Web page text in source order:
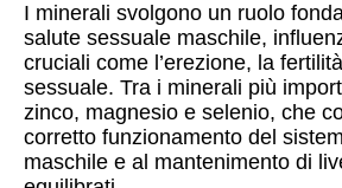
I minerali svolgono un ruolo
salute sessuale maschile,
cruciali come l’erezione, la
sessuale. Tra i minerali più
zinco, magnesio e selenio, che
corretto funzionamento del
maschile e al mantenimento di